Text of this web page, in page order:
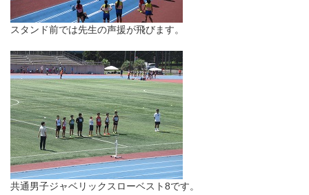
スタンド前では先生の声援が飛びます。
共通男子ジャベリックスローベスト8です。